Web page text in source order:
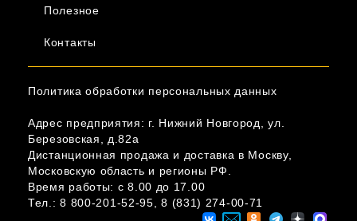
Полезное
Контакты
Политика обработки персональных данных
Адрес предприятия: г. Нижний Новгород, ул.
Березовская, д.82а
Дистанционная продажа и доставка в Москву,
Московскую область и регионы РФ.
Время работы: c 8.00 до 17.00
Тел.:8 800-201-52-95 ,8 (831) 274-00-71